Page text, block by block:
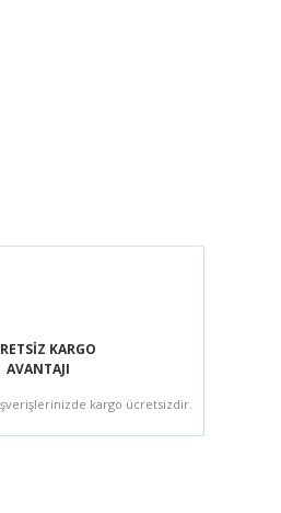
KARGO
AVANTAJI
kargo ücretsizdir.